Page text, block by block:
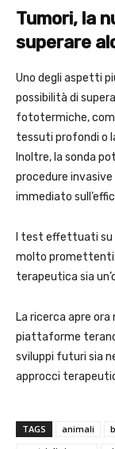
Tumori, la
superare
Uno degli aspetti
possibilità di
fototermiche,
tessuti profondi o
Inoltre, la sonda
procedure
immediato
I test effettuati
molto promettenti,
terapeutica sia
La ricerca apre
piattaforme
sviluppi futuri sia
approcci
TAGS animali